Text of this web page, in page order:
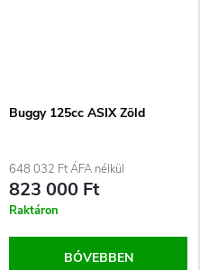
Buggy 125cc ASIX Zöld
648 032 Ft ÁFA nélkül
823 000 Ft
Raktáron
BŐVEBBEN